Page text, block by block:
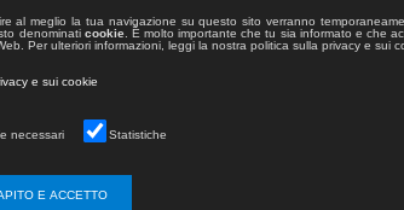
e la Basilica di Santa Maria Maggiore
al meglio la tua navigazione su questo sito verranno
denominati cookie. È molto importante che tu sia informato e che
Per ulteriori informazioni, leggi la nostra politica sulla privacy e sui
e sui cookie
necessari Statistiche
E ACCETTO